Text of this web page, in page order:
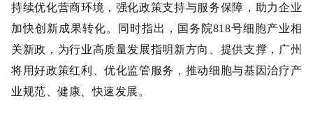
持续优化营商环境，强化政策支持与服务保障，助力企业
加快创新成果转化。
同时指出， 国务院818号细胞产业相
关新政 ， 为行业高质量发展指明 新方向、提供支撑，广州
将用好政策红利、优化监管服务，推动细胞与基因治疗产
业规范、健康、快速发展。